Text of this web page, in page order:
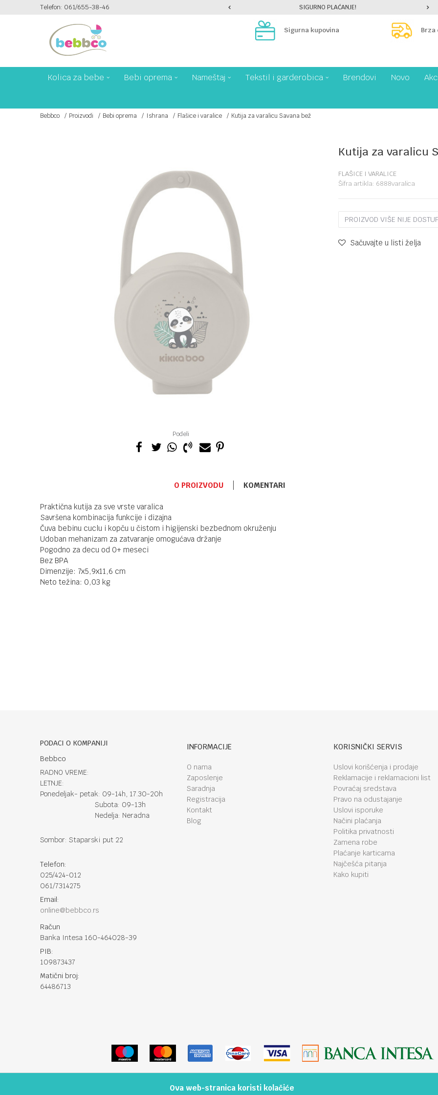
Telefon: 061/655-38-46PLAĆANJE PLATNIM KARTICAMA NA 6 RATA! SIGURNO PLAĆANJE!
Sigurna kupovina Brza
Kolica za bebe Bebi oprema Nameštaj Tekstil i garderobica Brendovi Novo
Bebbco Proizvodi Bebi oprema Ishrana Flašice i varalice Kutija za varalicu Savana bež
Podeli
Kutija za varalicu
FLAŠICE I VARALICE
Šifra artikla: 6888varalica
PROIZVOD VIŠE NIJE
Sačuvajte u listi želja
O PROIZVODU KOMENTARI
Praktična kutija za sve vrste varalica
Savršena kombinacija funkcije i dizajna
Čuva bebinu cuclu i kopču u čistom i higijenski bezbednom okruženju
Udoban mehanizam za zatvaranje omogućava držanje
Pogodno za decu od 0+ meseci
Bez BPA
Dimenzije: 7x5,9x11,6 cm
Neto težina: 0,03 kg
PODACI O KOMPANIJI
Bebbco
RADNO VREME:
LETNJE:
Ponedeljak- petak: 09-14h, 17.30-20h
Subota: 09-13h
Nedelja: Neradna
Sombor: Staparski put 22
Telefon:
025/424-012
061/7314275
Email:
online@bebbco.rs
Račun
Banka Intesa 160-464028-39
PIB:
109873437
Matični broj:
64486713
INFORMACIJE
O nama
Zaposlenje
Saradnja
Registracija
Kontakt
Blog
KORISNIČKI SERVIS
Uslovi korišćenja i prodaje
Reklamacije i reklamacioni list
Povraćaj sredstava
Pravo na odustajanje
Uslovi isporuke
Načini plaćanja
Politika privatnosti
Zamena robe
Plaćanje karticama
Najčešća pitanja
Kako kupiti
Ova web-stranica koristi kolačiće